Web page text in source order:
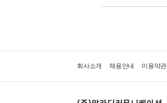
회사소개 채용안내 이용약관